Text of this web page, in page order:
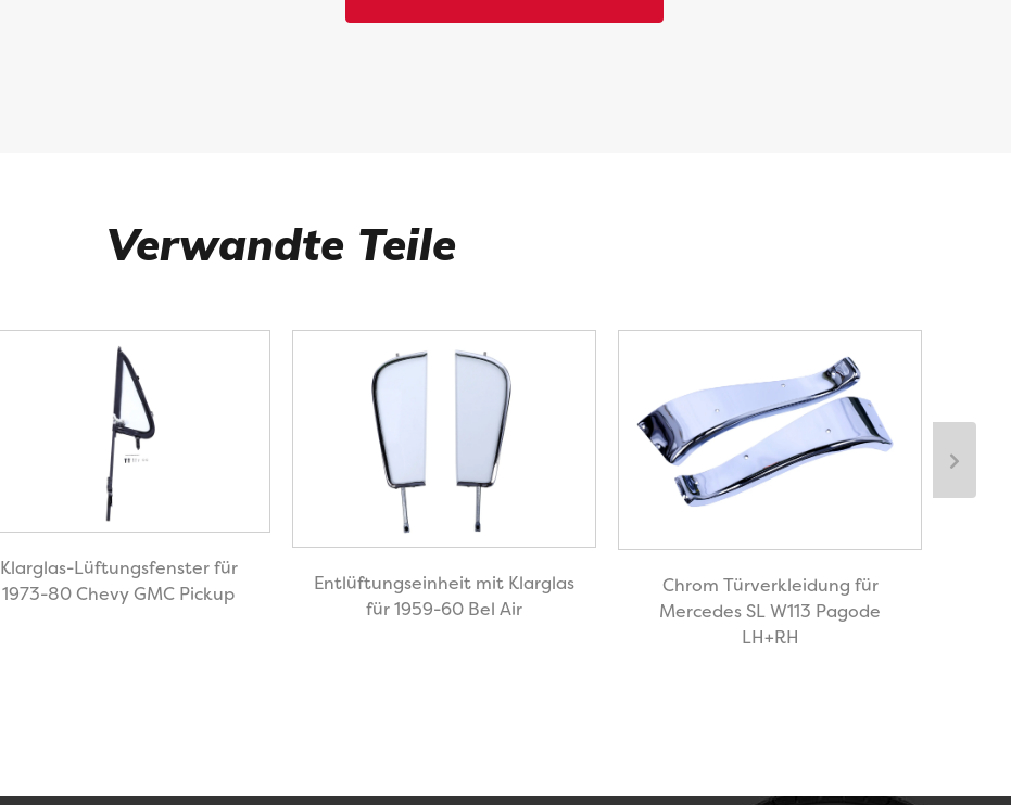
Verwandte Teile
Klarglas-Lüftungsfenster für
1973-80 Chevy GMC Pickup
Entlüftungseinheit mit Klarglas
für 1959-60 Bel Air
Chrom Türverkleidung für
Mercedes SL W113 Pagode
LH+RH